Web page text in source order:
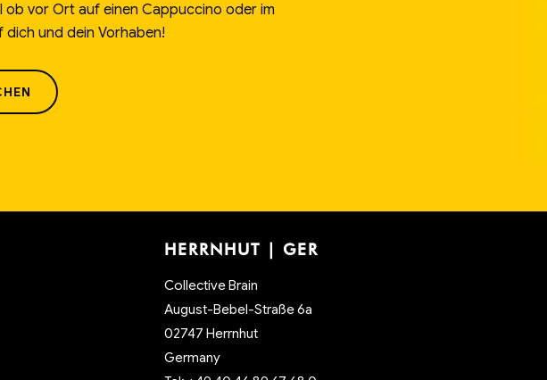
ob vor Ort auf einen Cappuccino oder im
und dein Vorhaben!
HERRNHUT | GER
Collective Brain
August-Bebel-Straße 6a
02747 Herrnhut
Germany